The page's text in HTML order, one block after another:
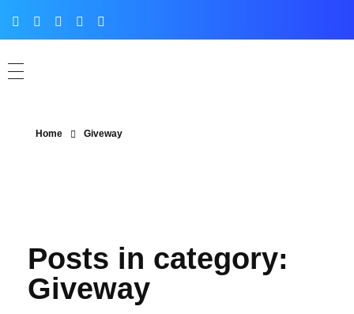
Home Giveway
Posts in category:
Giveway